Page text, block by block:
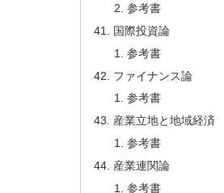
参考書
国際投資論
参考書
ファイナンス論
参考書
産業立地と地域経済
参考書
産業連関論
参考書